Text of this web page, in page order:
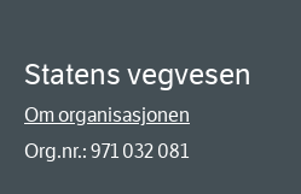
Statens vegvesen
Om organisasjonen
Org.nr.: 971 032 081